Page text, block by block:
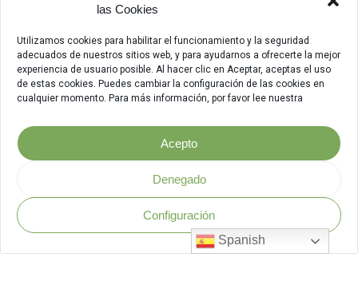
las Cookies
Utilizamos cookies para habilitar el funcionamiento y la seguridad
adecuados de nuestros sitios web, y para ayudarnos a ofrecerte la mejor
experiencia de usuario posible. Al hacer clic en Aceptar, aceptas el uso
de estas cookies. Puedes cambiar la configuración de las cookies en
cualquier momento. Para más información, por favor lee nuestra
Acepto
Denegado
Configuración
Política de Seguridad
Spanish